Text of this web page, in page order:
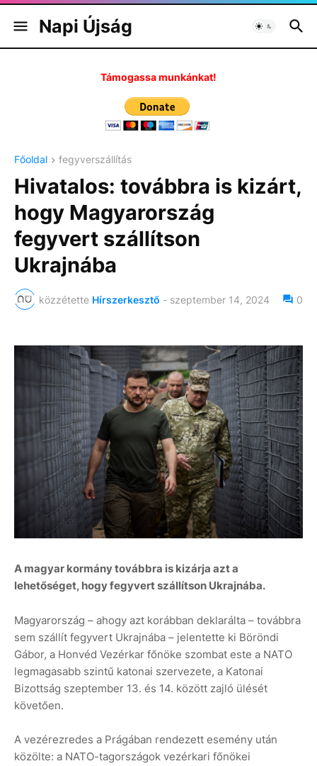
Napi Újság
Támogassa munkánkat!
Főoldal fegyverszállítás
Hivatalos: továbbra is kizárt,
hogy Magyarország
fegyvert szállítson
Ukrajnába
közzétette Hírszerkesztő - szeptember 14, 2024 0
A magyar kormány továbbra is kizárja azt a
lehetőséget, hogy fegyvert szállítson Ukrajnába.
Magyarország – ahogy azt korábban deklarálta – továbbra
sem szállít fegyvert Ukrajnába – jelentette ki Böröndi
Gábor, a Honvéd Vezérkar főnöke szombat este a NATO
legmagasabb szintű katonai szervezete, a Katonai
Bizottság szeptember 13. és 14. között zajló ülését
követően.
A vezérezredes a Prágában rendezett esemény után
közölte: a NATO-tagországok vezérkari főnökei